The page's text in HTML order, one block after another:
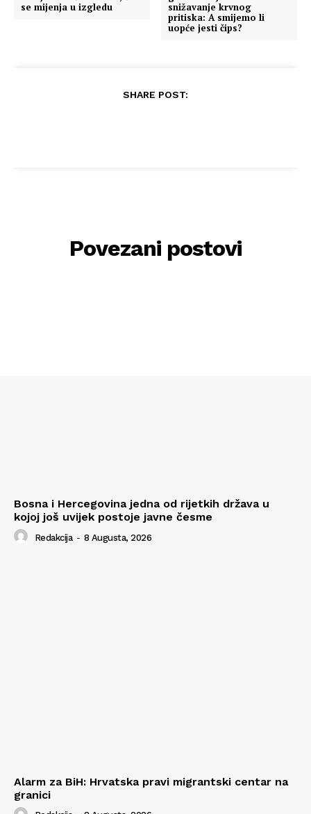
se mijenja u izgledu
snižavanje krvnog
pritiska: A smijemo li
uopće jesti čips?
SHARE POST:
Povezani postovi
Bosna i Hercegovina jedna od rijetkih država u
kojoj još uvijek postoje javne česme
Redakcija - 8 Augusta, 2026
Alarm za BiH: Hrvatska pravi migrantski centar na
granici